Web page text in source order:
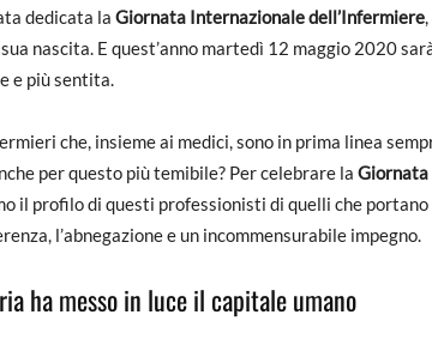
dedicata la Giornata Internazionale dell’Infermiere
nascita. E quest’anno martedì 12 maggio 2020
e più sentita.
che, insieme ai medici, sono in prima linea
per questo più temibile? Per celebrare la
il profilo di questi professionisti di quelli che portano
l’abnegazione e un incommensurabile impegno.
ha messo in luce il capitale umano